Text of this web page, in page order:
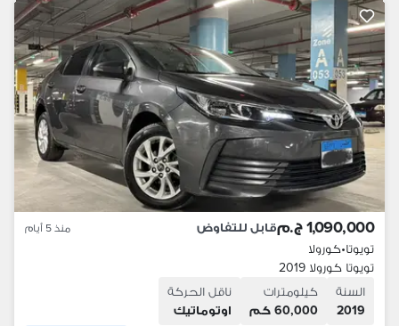
1,090,000 ج.م قابل للتفاوض منذ 5 أيام
تويوتا•كورولا
تويوتا كورولا 2019
السنة
2019
كيلومترات
60,000 كم
ناقل الحركة
اوتوماتيك